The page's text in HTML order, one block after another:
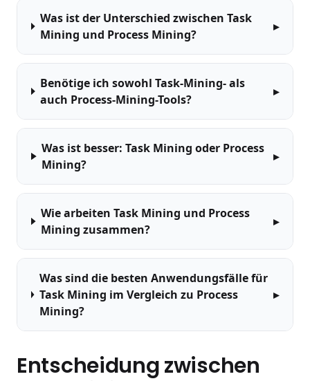
Was ist der Unterschied zwischen Task
Mining und Process Mining?
Benötige ich sowohl Task-Mining- als
auch Process-Mining-Tools?
Was ist besser: Task Mining oder Process
Mining?
Wie arbeiten Task Mining und Process
Mining zusammen?
Was sind die besten Anwendungsfälle für
Task Mining im Vergleich zu Process
Mining?
Entscheidung zwischen